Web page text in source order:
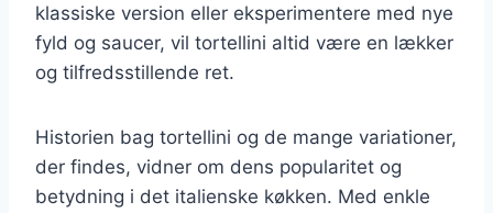
klassiske version eller eksperimentere med nye
fyld og saucer, vil tortellini altid være en lækker
og tilfredsstillende ret.
Historien bag tortellini og de mange variationer,
der findes, vidner om dens popularitet og
betydning i det italienske køkken. Med enkle